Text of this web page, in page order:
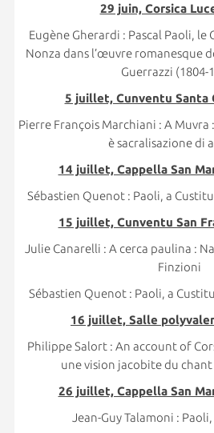
29 juin, Corsica
Eugène Gherardi : Pascal Paoli, le
Nonza dans l’œuvre romanesque
Guerrazzi (1804-
5 juillet, Cunventu Santa
Pierre François Marchiani : A
è sacralisazione di
14 juillet, Cappella San
Sébastien Quenot : Paoli, a
15 juillet, Cunventu San
Julie Canarelli : A cerca paulina :
Finzioni
Sébastien Quenot : Paoli, a
16 juillet, Salle
Philippe Salort : An account of
une vision jacobite du
26 juillet, Cappella San
Jean-Guy Talamoni :